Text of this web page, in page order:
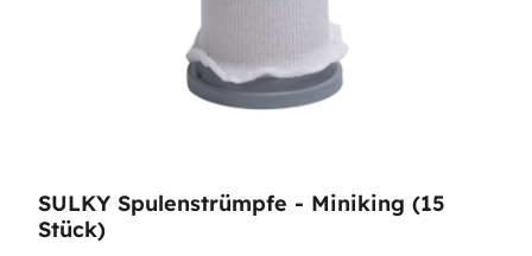
SULKY Spulenstrümpfe - Miniking (15
Stück)